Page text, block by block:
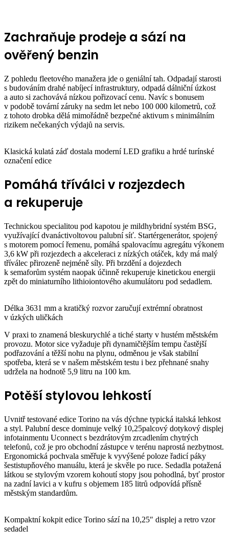
Zachraňuje prodeje a sází na
ověřený benzin
Z pohledu fleetového manažera jde o geniální tah. Odpadají starosti
s budováním drahé nabíjecí infrastruktury, odpadá dálniční úzkost
a auto si zachovává nízkou pořizovací cenu. Navíc s bonusem
v podobě tovární záruky na sedm let nebo 100 000 kilometrů, což
z tohoto drobka dělá mimořádně bezpečné aktivum s minimálním
rizikem nečekaných výdajů na servis.
Klasická kulatá záď dostala moderní LED grafiku a hrdé turínské
označení edice
Pomáhá tříválci v rozjezdech
a rekuperuje
Technickou specialitou pod kapotou je mildhybridní systém BSG,
využívající dvanáctivoltovou palubní síť. Startérgenerátor, spojený
s motorem pomocí řemenu, pomáhá spalovacímu agregátu výkonem
3,6 kW při rozjezdech a akceleraci z nízkých otáček, kdy má malý
tříválec přirozeně nejméně síly. Při brzdění a dojezdech
k semaforům systém naopak účinně rekuperuje kinetickou energii
zpět do miniaturního lithioiontového akumulátoru pod sedadlem.
Délka 3631 mm a kratičký rozvor zaručují extrémní obratnost
v úzkých uličkách
V praxi to znamená bleskurychlé a tiché starty v hustém městském
provozu. Motor sice vyžaduje při dynamičtějším tempu častější
podřazování a těžší nohu na plynu, odměnou je však stabilní
spotřeba, která se v našem městském testu i bez přehnané snahy
udržela na hodnotě 5,9 litru na 100 km.
Potěší stylovou lehkostí
Uvnitř testované edice Torino na vás dýchne typická italská lehkost
a styl. Palubní desce dominuje velký 10,25palcový dotykový displej
infotainmentu Uconnect s bezdrátovým zrcadlením chytrých
telefonů, což je pro obchodní zástupce v terénu naprostá nezbytnost.
Ergonomická pochvala směřuje k vyvýšené poloze řadicí páky
šestistupňového manuálu, která je skvěle po ruce. Sedadla potažená
látkou se stylovým vzorem kohoutí stopy jsou pohodlná, byť prostor
na zadní lavici a v kufru s objemem 185 litrů odpovídá přísně
městským standardům.
Kompaktní kokpit edice Torino sází na 10,25″ displej a retro vzor
sedadel